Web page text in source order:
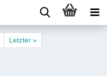
Letzter »